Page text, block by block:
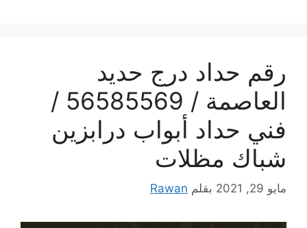
رقم حداد درج حديد
العاصمة / 56585569 /
فني حداد أبواب درابزين
شباك مظلات
مايو 29, 2021 بقلم Rawan